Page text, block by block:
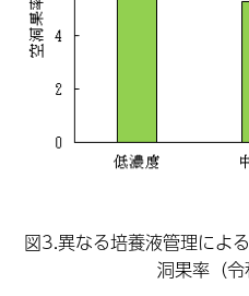
図3.異なる培養液管理によ
洞果率（令